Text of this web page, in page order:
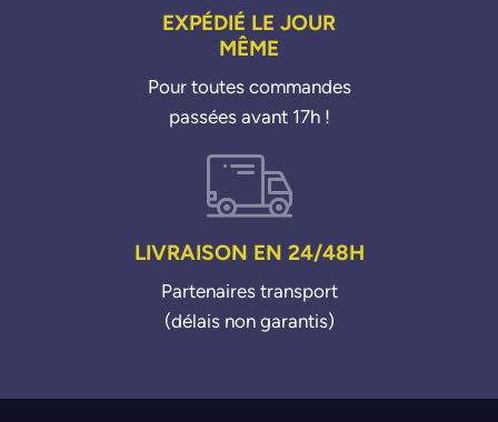
EXPÉDIÉ LE JOUR
MÊME
Pour toutes commandes
passées avant 17h !
LIVRAISON EN 24/48H
Partenaires transport
(délais non garantis)